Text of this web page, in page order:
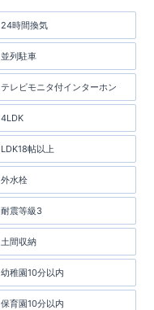
24時間換気
並列駐車
テレビモニタ付インターホン
4LDK
LDK18帖以上
外水栓
耐震等級3
土間収納
幼稚園10分以内
保育園10分以内